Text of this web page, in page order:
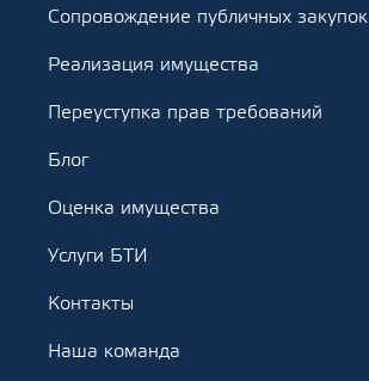
Сопровождение публичных закупок
Реализация имущества
Переуступка прав требований
Блог
Оценка имущества
Услуги БТИ
Контакты
Наша команда